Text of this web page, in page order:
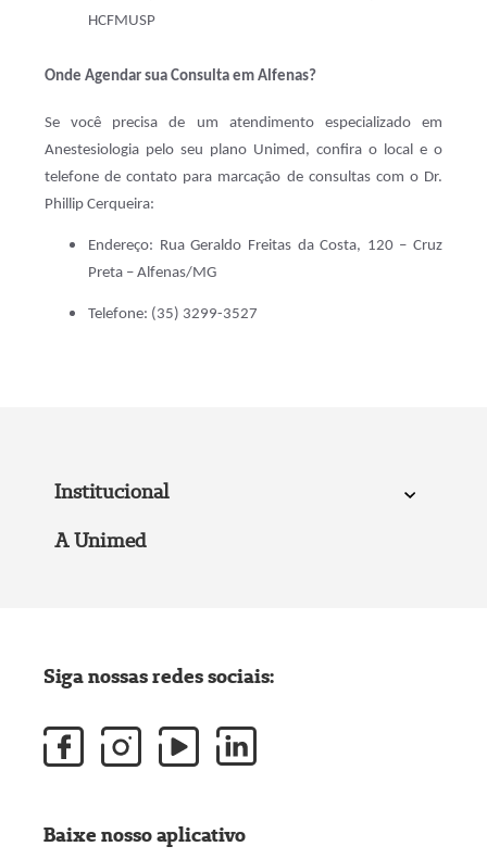
HCFMUSP
Onde Agendar sua Consulta em Alfenas?
Se você precisa de um atendimento especializado em
Anestesiologia pelo seu plano Unimed, confira o local e o
telefone de contato para marcação de consultas com o Dr.
Phillip Cerqueira:
Endereço: Rua Geraldo Freitas da Costa, 120 – Cruz
Preta – Alfenas/MG
Telefone: (35) 3299-3527
Institucional
A Unimed
Siga nossas redes sociais:
Baixe nosso aplicativo